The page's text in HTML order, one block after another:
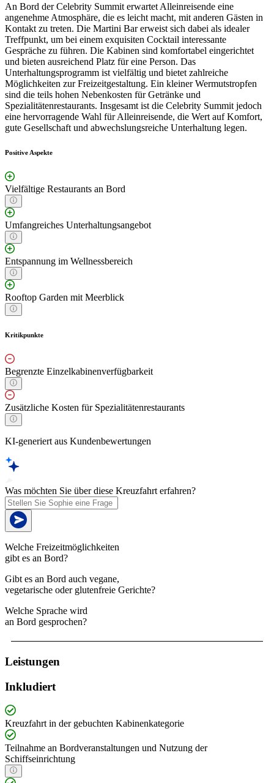
An Bord der Celebrity Summit erwartet Alleinreisende eine
angenehme Atmosphäre, die es leicht macht, mit anderen Gästen in
Kontakt zu treten. Die Martini Bar erweist sich dabei als idealer
Treffpunkt, um bei einem exquisiten Cocktail interessante
Gespräche zu führen. Die Kabinen sind komfortabel eingerichtet
und bieten ausreichend Platz für eine Person. Das
Unterhaltungsprogramm ist vielfältig und bietet zahlreiche
Möglichkeiten zur Freizeitgestaltung. Ein kleiner Wermutstropfen
sind die teils hohen Nebenkosten für Getränke und
Spezialitätenrestaurants. Insgesamt ist die Celebrity Summit jedoch
eine hervorragende Wahl für Alleinreisende, die Wert auf Komfort,
gute Gesellschaft und abwechslungsreiche Unterhaltung legen.
Positive Aspekte
Vielfältige Restaurants an Bord
Umfangreiches Unterhaltungsangebot
Entspannung im Wellnessbereich
Rooftop Garden mit Meerblick
Kritikpunkte
Begrenzte Einzelkabinenverfügbarkeit
Zusätzliche Kosten für Spezialitätenrestaurants
KI-generiert aus Kundenbewertungen
Was möchten Sie über diese Kreuzfahrt erfahren?
Welche Freizeitmöglichkeiten
gibt es an Bord?
Gibt es an Bord auch vegane,
vegetarische oder glutenfreie Gerichte?
Welche Sprache wird
an Bord gesprochen?
Leistungen
Inkludiert
Kreuzfahrt in der gebuchten Kabinenkategorie
Teilnahme an Bordveranstaltungen und Nutzung der
Schiffseinrichtung